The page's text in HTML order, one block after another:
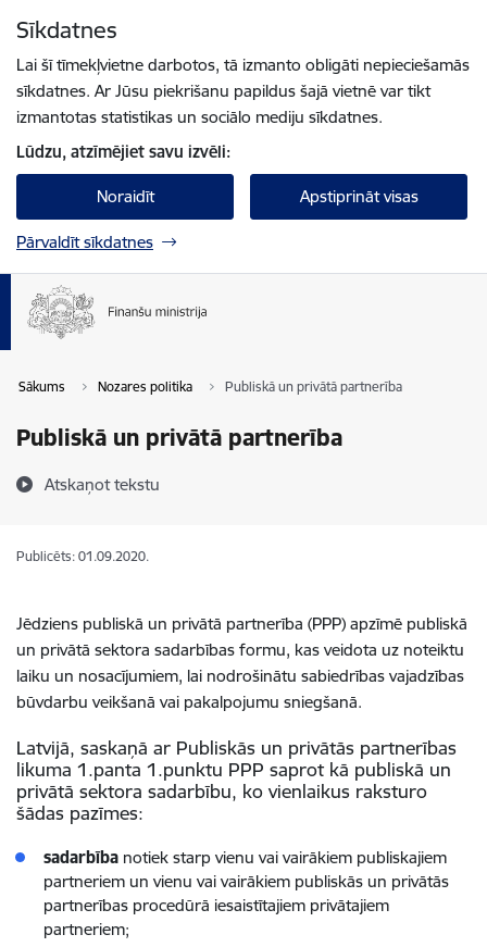
Sīkdatnes
Lai šī tīmekļvietne darbotos, tā izmanto obligāti nepieciešamās
sīkdatnes. Ar Jūsu piekrišanu papildus šajā vietnē var tikt
izmantotas statistikas un sociālo mediju sīkdatnes.
Lūdzu, atzīmējiet savu izvēli:
Noraidīt Apstiprināt visas
Pārvaldīt sīkdatnes
Sākums Nozares politika Publiskā un privātā partnerība
Publiskā un privātā partnerība
Atskaņot tekstu
Publicēts: 01.09.2020.
Jēdziens publiskā un privātā partnerība (PPP) apzīmē publiskā
un privātā sektora sadarbības formu, kas veidota uz noteiktu
laiku un nosacījumiem, lai nodrošinātu sabiedrības vajadzības
būvdarbu veikšanā vai pakalpojumu sniegšanā.
Latvijā, saskaņā ar Publiskās un privātās partnerības
likuma 1.panta 1.punktu PPP saprot kā publiskā un
privātā sektora sadarbību, ko vienlaikus raksturo
šādas pazīmes:
sadarbība notiek starp vienu vai vairākiem publiskajiem
partneriem un vienu vai vairākiem publiskās un privātās
partnerības procedūrā iesaistītajiem privātajiem
partneriem;